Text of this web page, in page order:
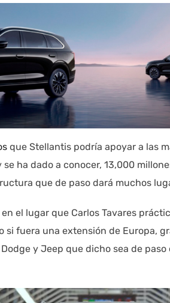
que Stellantis podría apoyar a las
ha dado a conocer, 13,000
que de paso dará muchos
el lugar que Carlos Tavares
si fuera una extensión de Europa,
y Jeep que dicho sea de